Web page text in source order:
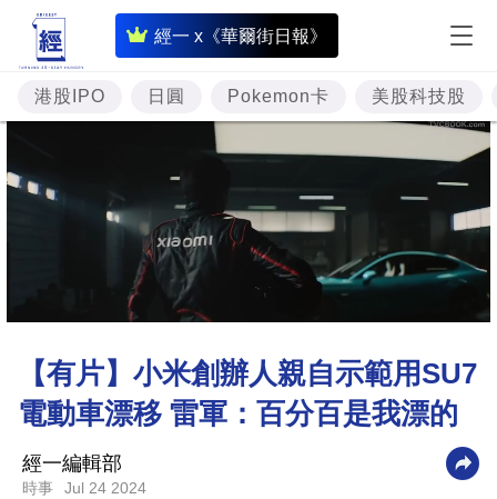
經一 x《華爾街日報》
即
時
財
經
投
資
理
財
業
港股IPO 日圓 Pokemon卡 美股科技股
【有片】小米創辦人親自示範用SU7
電動車漂移 雷軍：百分百是我漂的
經一編輯部
時事 Jul 24 2024